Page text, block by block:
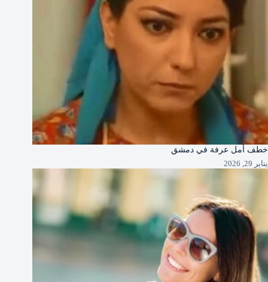
خطف أمل عرفة في دمشق
يناير 29, 2026